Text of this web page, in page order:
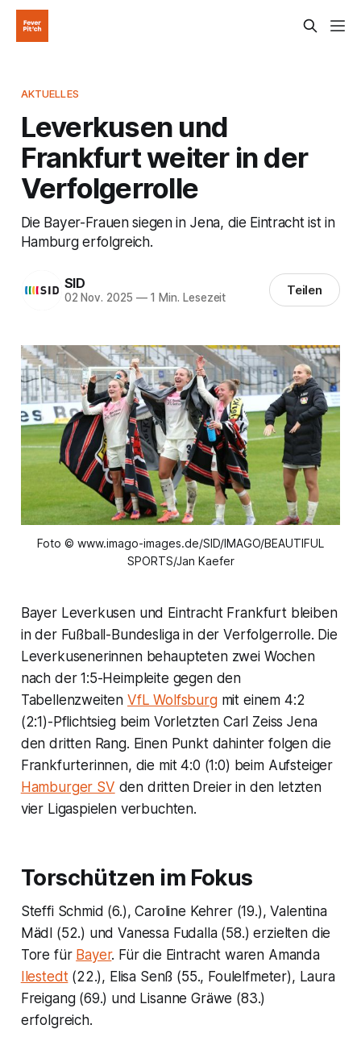
AKTUELLES
Leverkusen und
Frankfurt weiter in der
Verfolgerrolle
Die Bayer-Frauen siegen in Jena, die Eintracht ist in
Hamburg erfolgreich.
SID
02 Nov. 2025 —1 Min. Lesezeit Teilen
Foto © www.imago-images.de/SID/IMAGO/BEAUTIFUL
SPORTS/Jan Kaefer
Bayer Leverkusen und Eintracht Frankfurt bleiben
in der Fußball-Bundesliga in der Verfolgerrolle. Die
Leverkusenerinnen behaupteten zwei Wochen
nach der 1:5-Heimpleite gegen den
Tabellenzweiten VfL Wolfsburgmit einem 4:2
(2:1)-Pflichtsieg beim Vorletzten Carl Zeiss Jena
den dritten Rang. Einen Punkt dahinter folgen die
Frankfurterinnen, die mit 4:0 (1:0) beim Aufsteiger
Hamburger SV den dritten Dreier in den letzten
vier Ligaspielen verbuchten.
Torschützen im Fokus
Steffi Schmid (6.), Caroline Kehrer (19.), Valentina
Mädl (52.) und Vanessa Fudalla (58.) erzielten die
Tore für Bayer. Für die Eintracht waren Amanda
Ilestedt(22.), Elisa Senß (55., Foulelfmeter), Laura
Freigang (69.) und Lisanne Gräwe (83.)
erfolgreich.